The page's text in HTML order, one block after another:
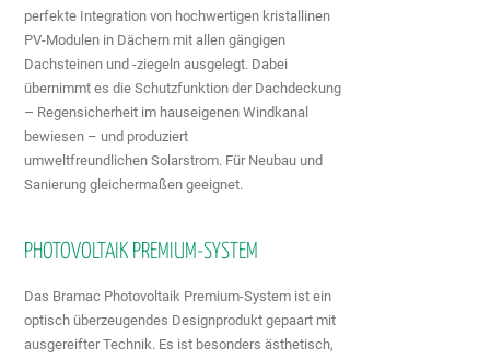
perfekte Integration von hochwertigen kristallinen
PV-Modulen in Dächern mit allen gängigen
Dachsteinen und -ziegeln ausgelegt. Dabei
übernimmt es die Schutzfunktion der Dachdeckung
– Regensicherheit im hauseigenen Windkanal
bewiesen – und produziert
umweltfreundlichen Solarstrom. Für Neubau und
Sanierung gleichermaßen geeignet.
PHOTOVOLTAIK PREMIUM-SYSTEM
Das Bramac Photovoltaik Premium-System ist ein
optisch überzeugendes Designprodukt gepaart mit
ausgereifter Technik. Es ist besonders ästhetisch,